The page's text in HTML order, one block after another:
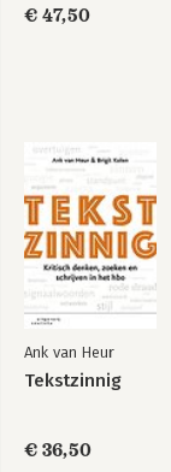
€ 47,50
Ank van Heur
Tekstzinnig
€ 36,50